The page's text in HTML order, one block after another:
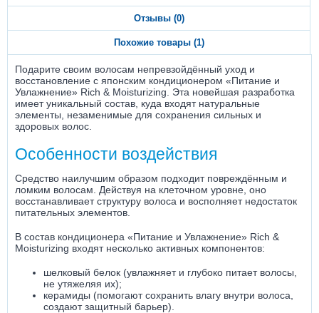
Отзывы (0)
Похожие товары (1)
Подарите своим волосам непревзойдённый уход и
восстановление с японским кондиционером «Питание и
Увлажнение» Rich & Moisturizing. Эта новейшая разработка
имеет уникальный состав, куда входят натуральные
элементы, незаменимые для сохранения сильных и
здоровых волос.
Особенности воздействия
Средство наилучшим образом подходит повреждённым и
ломким волосам. Действуя на клеточном уровне, оно
восстанавливает структуру волоса и восполняет недостаток
питательных элементов.
В состав кондиционера «Питание и Увлажнение» Rich &
Moisturizing входят несколько активных компонентов:
шелковый белок (увлажняет и глубоко питает волосы,
не утяжеляя их);
керамиды (помогают сохранить влагу внутри волоса,
создают защитный барьер).